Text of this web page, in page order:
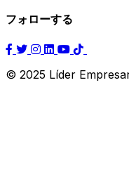
フォローする
© 2025 Líder